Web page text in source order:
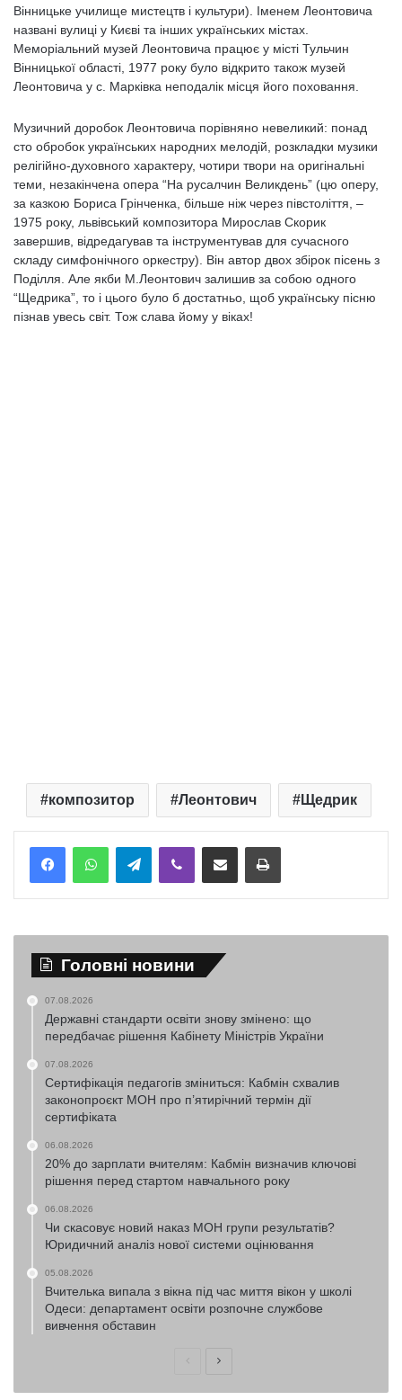
Вінницьке училище мистецтв і культури). Іменем Леонтовича
названі вулиці у Києві та інших українських містах.
Меморіальний музей Леонтовича працює у місті Тульчин
Вінницької області, 1977 року було відкрито також музей
Леонтовича у с. Марківка неподалік місця його поховання.
Музичний доробок Леонтовича порівняно невеликий: понад
сто обробок українських народних мелодій, розкладки музики
релігійно-духовного характеру, чотири твори на оригінальні
теми, незакінчена опера “На русалчин Великдень” (цю оперу,
за казкою Бориса Грінченка, більше ніж через півстоліття, –
1975 року, львівський композитора Мирослав Скорик
завершив, відредагував та інструментував для сучасного
складу симфонічного оркестру). Він автор двох збірок пісень з
Поділля. Але якби М.Леонтович залишив за собою одного
“Щедрика”, то і цього було б достатньо, щоб українську пісню
пізнав увесь світ. Тож слава йому у віках!
композитор Леонтович Щедрик
TelegramViber Надіслати електронною поштоюНадрукувати
Головні новини
07.08.2026
Державні стандарти освіти знову змінено: що
передбачає рішення Кабінету Міністрів України
07.08.2026
Сертифікація педагогів зміниться: Кабмін схвалив
законопроєкт МОН про п’ятирічний термін дії
сертифіката
06.08.2026
20% до зарплати вчителям: Кабмін визначив ключові
рішення перед стартом навчального року
06.08.2026
Чи скасовує новий наказ МОН групи результатів?
Юридичний аналіз нової системи оцінювання
05.08.2026
Вчителька випала з вікна під час миття вікон у школі
Одеси: департамент освіти розпочне службове
вивчення обставин
ПопередняНаступна